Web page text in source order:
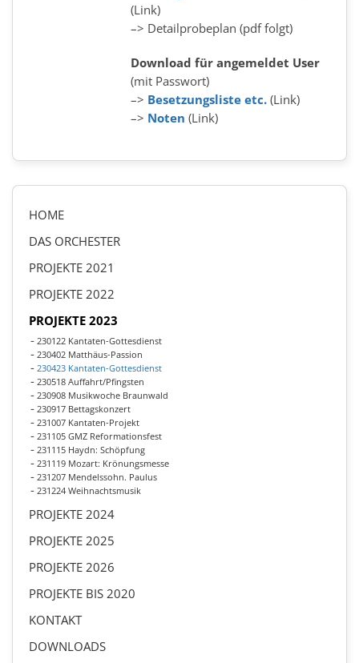
(Link)
–> Detailprobeplan (pdf folgt)
Download für angemeldet User
(mit Passwort)
–> Besetzungsliste etc. (Link)
–> Noten (Link)
HOME
DAS ORCHESTER
PROJEKTE 2021
PROJEKTE 2022
PROJEKTE 2023
230122 Kantaten-Gottesdienst
230402 Matthäus-Passion
230423 Kantaten-Gottesdienst
230518 Auffahrt/Pfingsten
230908 Musikwoche Braunwald
230917 Bettagskonzert
231007 Kantaten-Projekt
231105 GMZ Reformationsfest
231115 Haydn: Schöpfung
231119 Mozart: Krönungsmesse
231207 Mendelssohn. Paulus
231224 Weihnachtsmusik
PROJEKTE 2024
PROJEKTE 2025
PROJEKTE 2026
PROJEKTE BIS 2020
KONTAKT
DOWNLOADS